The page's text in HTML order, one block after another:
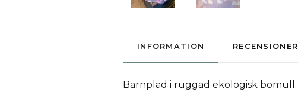
INFORMATION RECENSIONER
Barnpläd i ruggad ekologisk bomull.